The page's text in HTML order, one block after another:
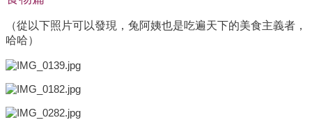
（從以下照片可以發現，兔阿姨也是吃遍天下的美食主義者，
哈哈）